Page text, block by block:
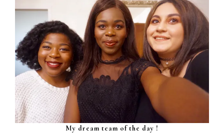
My dream team of the day !